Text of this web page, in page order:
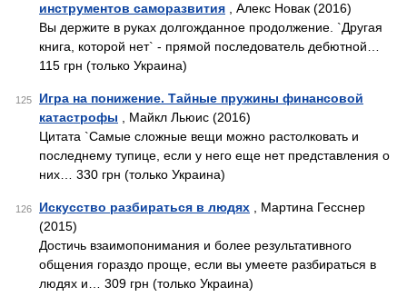
инструментов саморазвития , Алекс Новак (2016)
Вы держите в руках долгожданное продолжение. `Другая
книга, которой нет` - прямой последователь дебютной…
115 грн (только Украина)
125
Игра на понижение. Тайные пружины финансовой
катастрофы , Майкл Льюис (2016)
Цитата `Самые сложные вещи можно растолковать и
последнему тупице, если у него еще нет представления о
них… 330 грн (только Украина)
126 Искусство разбираться в людях , Мартина Гесснер
(2015)
Достичь взаимопонимания и более результативного
общения гораздо проще, если вы умеете разбираться в
людях и… 309 грн (только Украина)